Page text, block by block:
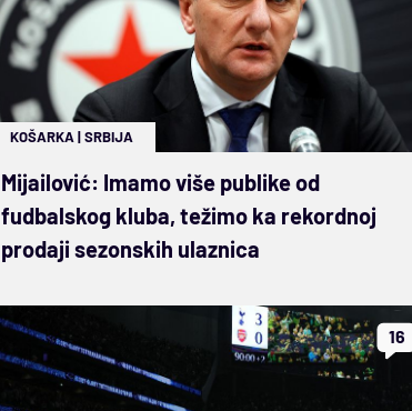
KOŠARKA |SRBIJA
Mijailović: Imamo više publike od
fudbalskog kluba, težimo ka rekordnoj
prodaji sezonskih ulaznica
16